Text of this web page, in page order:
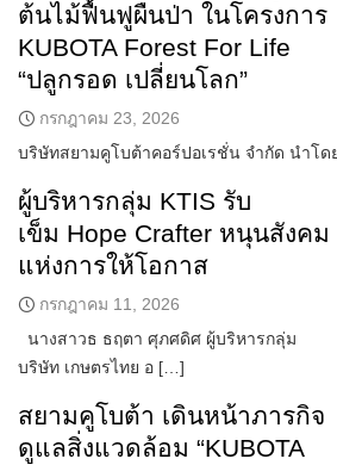
ต้นไม้ฟื้นฟูผืนป่า ในโครงการ
KUBOTA Forest For Life
“ปลูกรอด เปลี่ยนโลก”
กรกฎาคม 23, 2026
บริษัทสยามคูโบต้าคอร์ปอเรชั่น จำกัด นำโ
ผู้บริหารกลุ่ม KTIS รับ
เข็ม Hope Crafter หนุนสังคม
แห่งการให้โอกาส
กรกฎาคม 11, 2026
นางสาวธ ธฤตา ศุภศดิศ ผู้บริหารกลุ่ม
บริษัท เกษตรไทย อ […]
สยามคูโบต้า เดินหน้าภารกิจ
ดูแลสิ่งแวดล้อม “KUBOTA